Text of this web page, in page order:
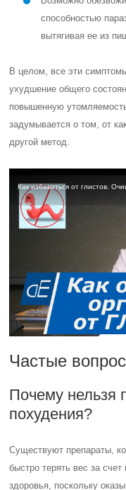
способностью
вытягивая ее из
В целом, все эти
ухудшение общего
повышенную
задумывается о том, от
другой метод.
Частые
Почему нельзя
похудения?
Существуют препараты,
быстро терять вес за
здоровья, поскольку